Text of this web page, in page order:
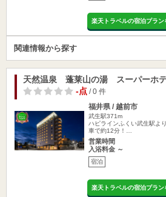
楽天トラベルの宿泊プラン
関連情報から探す
天然温泉 蓬莱山の湯 スーパーホ
-点 / 0 件
福井県 / 越前市
武生駅371m
ハピラインふくい武生駅よ
車で約12分！…
営業時間
入浴料金 ～
宿泊
楽天トラベルの宿泊プラン